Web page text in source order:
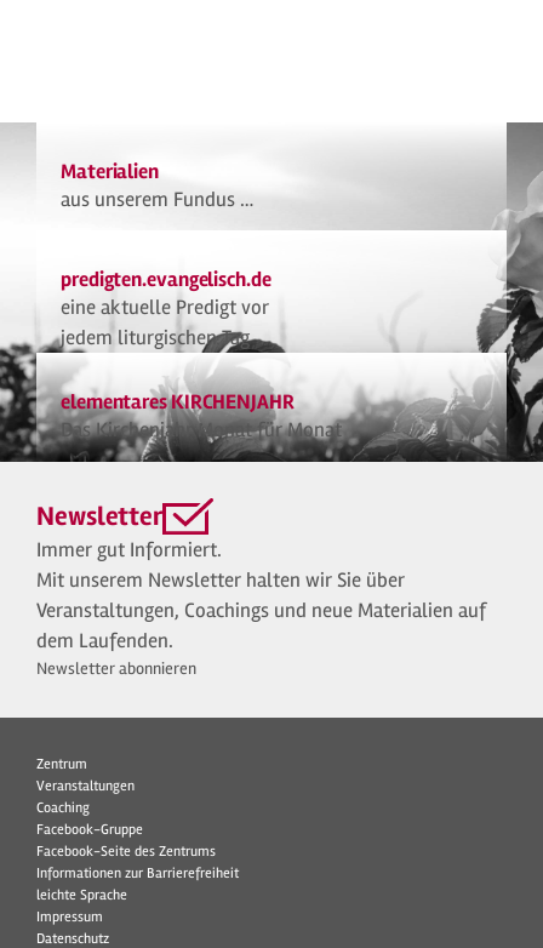
Materialien
aus unserem Fundus …
predigten.evangelisch.de
eine aktuelle Predigt vor
jedem liturgischen Tag
elementares KIRCHENJAHR
Das Kirchenjahr Monat für Monat
Newsletter
Immer gut Informiert.
Mit unserem Newsletter halten wir Sie über
Veranstaltungen, Coachings und neue Materialien auf
dem Laufenden.
Newsletter abonnieren
Zentrum
Veranstaltungen
Coaching
Facebook-Gruppe
Facebook-Seite des Zentrums
Informationen zur Barrierefreiheit
leichte Sprache
Impressum
Datenschutz